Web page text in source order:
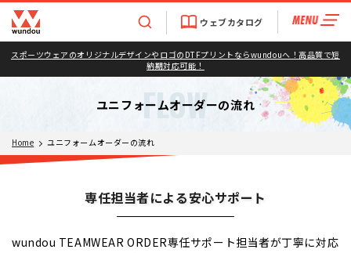
スポーツウェアのオリジナルデザインやロゴのDTFプリントならwundouへ！高品質で短
納期対応可能！
ウェブカタログ
ユニフォームオーダーの流れ
FLOW
Home ユニフォームオーダーの流れ
専任担当者による安心サポート
wundou TEAMWEAR ORDER専任サポート担当者が丁寧に対応